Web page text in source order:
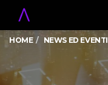
HOME NEWS ED EVENTI